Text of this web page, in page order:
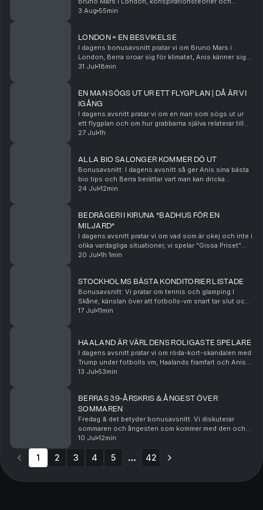
mycket mer! Hosted on Acast. See acast.com/privacy
3 Aug 55min
LONDON = EN BESVIKELSE
I dagens bonusavsnitt pratar vi om Bruno Mars i
London, Berra oroar sig för klimatet, Anis känner sig
gammal och mycket mer! Hosted on Acast. See
31 Jul 18min
EN MAN SÖGS UT UR ETT FLYGPLAN | DÅ ÄR VI
IGÅNG
I dagens avsnitt pratar vi om en man som sögs ut ur
ett flygplan och om hur grabbarna själva relaterar till
ensamhet. Hosted on Acast. See acast.com/privacy
27 Jul 1h
ALLA BIO SALONGER KOMMER DÖ UT
Bonusavsnitt: I dagens avsnitt så ger Anis sina bästa
bio tips och Berra berättar vart man kan dricka
Sveriges bästa kaffe och äta Sveriges bästa giffel.
24 Jul 12min
BEDRÄGERI I KIRUNA *BADHUS FÖR EN
MILJARD*
I dagens avsnitt pratar vi om vad som är okej och inte i
olika vardagliga situationer, vi spelar "Gissa Priset"
och pratar om badhuset i Kiruna. Hosted on Acast.
20 Jul 1h 1min
STOCKHOLMS BÄSTA KONDITORIER LISTADE
Bonusavsnitt: Vi pratar om tennis och glamping I
Skåne, känslan över att fotbolls-vm snart tar slut och
Berra listar Stockholms bästa konditorier. Hosted on
17 Jul 11min
HAALAND ÄR VÄRLDENS ROLIGASTE SPELARE
I dagens avsnitt pratar vi om röda-kort-skandalen med
Trump under fotbolls vm, Haalands framfart och Anis
cykelberoende. Sist men inte minst: Pest eller kolera.
13 Jul 53min
BERRAS 39-ÅRSKRIS & ÅNGEST ÖVER
SOMMAREN
Fredag & det betyder bonusavsnitt. Vi diskuterar
sommaren och ångesten som kommer med den och
Berra öppnar upp sig om sin 39-årskris. Hosted on
Acast. See acast.com/privacy for more information.
10 Jul 12min
1 2 3 4 5 42